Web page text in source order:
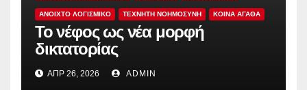
ΑΝΟΙΧΤΟ ΛΟΓΙΣΜΙΚΟ ΤΕΧΝΗΤΗ ΝΟΗΜΟΣΥΝΗ ΚΟΙΝΑ ΑΓΑΘΑ
Το νέφος ως νέα μορφή
δικτατορίας
ΑΠΡ 26, 2026 ADMIN